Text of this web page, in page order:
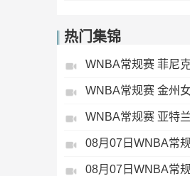
热门集锦